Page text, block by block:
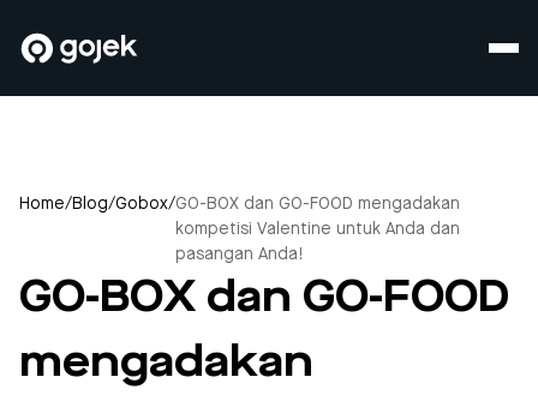
Home/Blog/Gobox/GO-BOX dan GO-FOOD mengadakan
kompetisi Valentine untuk Anda dan
pasangan Anda!
GO-BOX dan GO-FOOD
mengadakan